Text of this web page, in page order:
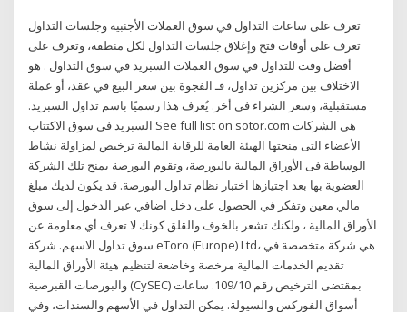
تعرف على ساعات التداول في سوق العملات الأجنبية وجلسات التداول
تعرف على أوقات فتح وإغلاق جلسات التداول لكل منطقة، وتعرف على
أفضل وقت للتداول في سوق العملات السبريد في سوق التداول . هو
الاختلاف بين مركزين تداول، فـ الفجوة بين سعر البيع في عقد، أو عملة
مستقبلية، وسعر الشراء في أخر. يُعرف هذا رسميًا باسم تداول السبريد.
السبريد في سوق الاكتتاب See full list on sotor.com هي الشركات
الأعضاء التى منحتها الهيئة العامة للرقابة المالية ترخيص لمزاولة نشاط
الوساطة فى الأوراق المالية بالبورصة، وتقوم البورصة بمنح تلك الشركة
العضوية بها بعد اجتيازها اختبار نظام تداول البورصة. قد يكون لديك مبلغ
مالي معين وتفكر في الحصول على دخل اضافي عبر الدخول إلى سوق
الأوراق المالية ، ولكنك تشعر بالخوف والقلق كونك لا تعرف أي معلومة عن
سوق تداول الاسهم. شركة eToro (Europe) Ltd، هي شركة متخصصة في
تقديم الخدمات المالية مرخصة وخاضعة لتنظيم هيئة الأوراق المالية
والبورصات القبرصية (CySEC) بمقتضى الترخيص رقم 109/10. ساعات
أسواق الفوركس والسيولة. يمكن التداول في الأسهم والسندات، وفي